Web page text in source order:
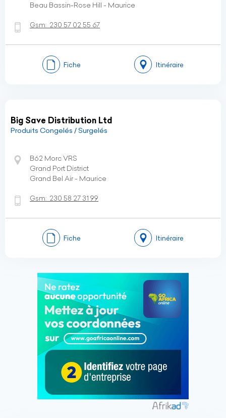
Beau Bassin-Rose Hill - Maurice
Gsm: 230 57 02 55 67
Fiche Itinéraire
Big Save Distribution Ltd
Produits Congelés / Surgelés
B62 Morc VRS
Grand Port District
Grand Bel Air - Maurice
Gsm: 230 58 27 31 99
Fiche Itinéraire